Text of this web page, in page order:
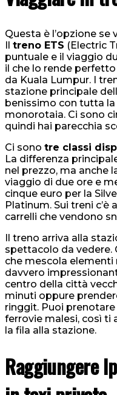
Questa è l’opzione
Il treno ETS (Electric
puntuale e il viaggio
il che lo rende
da Kuala Lumpur. I
stazione principale
benissimo con tutta
monorotaia. Ci sono
quindi hai parecchia
Ci sono tre classi
La differenza
nel prezzo, ma anche
viaggio di due ore e
cinque euro per la
Platinum. Sui treni
carrelli che vendono
Il treno arriva alla
spettacolo da vedere.
che mescola elementi
davvero
centro della città
minuti oppure
ringgit. Puoi
ferrovie malesi, così ti
la fila alla stazione.
Raggiungere